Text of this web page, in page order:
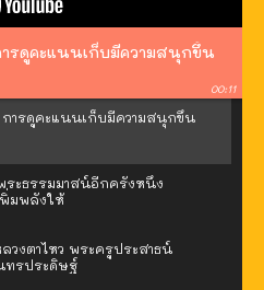
รดูคะแนนเก็บมีความสนุกขึ้น
00:11
ารดูคะแนนเก็บมีความสนุกขึ้น
ระธรรมมาสน์อีกครั้งหนึ่ง
มพลังให้
วงตาไหว พระครูประสาธน์
ทรประดิษฐ์